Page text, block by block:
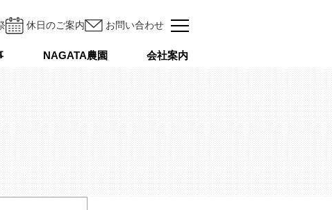
休日のご案内 お問い合わせ
NAGATA農園 会社案内